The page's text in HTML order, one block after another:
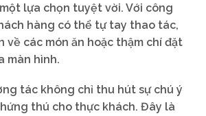
lựa chọn tuyệt vời. Với công
hàng có thể tự tay thao tác,
về các món ăn hoặc thậm chí đặt
màn hình.
tác không chỉ thu hút sự chú ý
thú cho thực khách. Đây là